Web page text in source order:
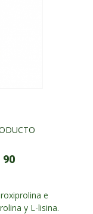
90
e
y L-lisina.